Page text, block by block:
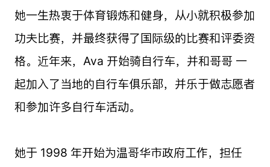
她一生热衷于体育锻炼和健身，从小就积极参加
功夫比赛，并最终获得了国际级的比赛和评委资
格。近年来，Ava 开始骑自行车，并和哥哥 一
起加入了当地的自行车俱乐部，并乐于做志愿者
和参加许多自行车活动。
她于 1998 年开始为温哥华市政府工作，担任